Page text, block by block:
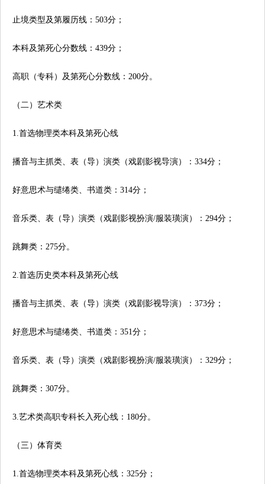
止境类型及第履历线：503分；
本科及第死心分数线：439分；
高职（专科）及第死心分数线：200分。
（二）艺术类
1.首选物理类本科及第死心线
播音与主抓类、表（导）演类（戏剧影视导演）：334分；
好意思术与缱绻类、书道类：314分；
音乐类、表（导）演类（戏剧影视扮演/服装璜演）：294分；
跳舞类：275分。
2.首选历史类本科及第死心线
播音与主抓类、表（导）演类（戏剧影视导演）：373分；
好意思术与缱绻类、书道类：351分；
音乐类、表（导）演类（戏剧影视扮演/服装璜演）：329分；
跳舞类：307分。
3.艺术类高职专科长入死心线：180分。
（三）体育类
1.首选物理类本科及第死心线：325分；